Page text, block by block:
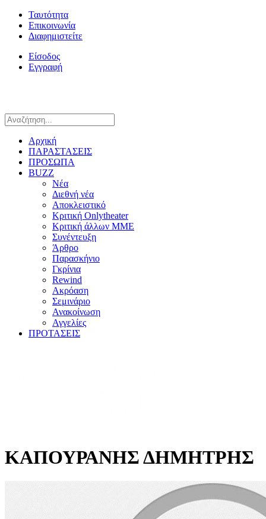
Ταυτότητα
Επικοινωνία
Διαφημιστείτε
Είσοδος
Εγγραφή
Αρχική
ΠΑΡΑΣΤΑΣΕΙΣ
ΠΡΟΣΩΠΑ
BUZZ
Νέα
Διεθνή νέα
Αποκλειστικό
Κριτική Onlytheater
Κριτική άλλων ΜΜΕ
Συνέντευξη
Άρθρο
Παρασκήνιο
Γκρίνια
Rewind
Ακρόαση
Σεμινάριο
Ανακοίνωση
Αγγελίες
ΠΡΟΤΑΣΕΙΣ
ΚΑΠΟΥΡΑΝΗΣ ΔΗΜΗΤΡΗΣ